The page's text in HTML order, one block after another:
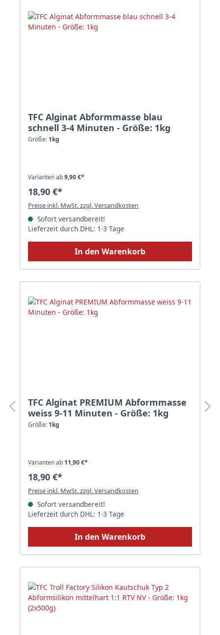
TFC Alginat Abformmasse blau
schnell 3-4 Minuten - Größe: 1kg
Größe: 1kg
Varianten ab9,90 €*
18,90 €*
Preise inkl. MwSt. zzgl. Versandkosten
Sofort versandbereit!
Lieferzeit durch DHL: 1-3 Tage
In den Warenkorb
TFC Alginat PREMIUM Abformmasse
weiss 9-11 Minuten - Größe: 1kg
Größe: 1kg
Varianten ab 11,90 €*
18,90 €*
Preise inkl. MwSt. zzgl. Versandkosten
Sofort versandbereit!
Lieferzeit durch DHL: 1-3 Tage
In den Warenkorb